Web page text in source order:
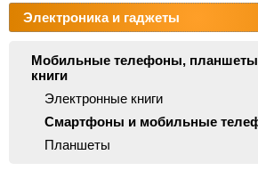
Электроника и гаджеты
Мобильные телефоны,
книги
Электронные книги
Смартфоны и мобильные
Планшеты